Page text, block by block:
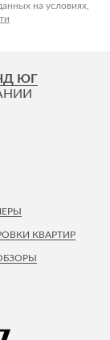
на условиях,
ЮГ
КВАРТИР